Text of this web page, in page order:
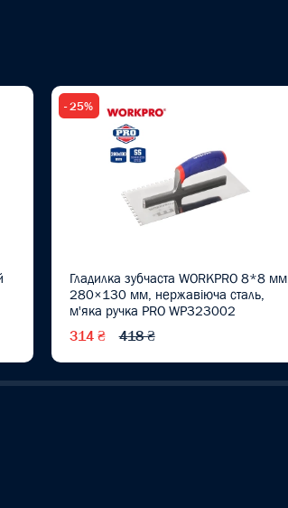
- 25%
Гладилка зубчаста WORKPRO 8*8 мм,
280×130 мм, нержавіюча сталь,
м'яка ручка PRO WP323002
314 ₴ 418 ₴